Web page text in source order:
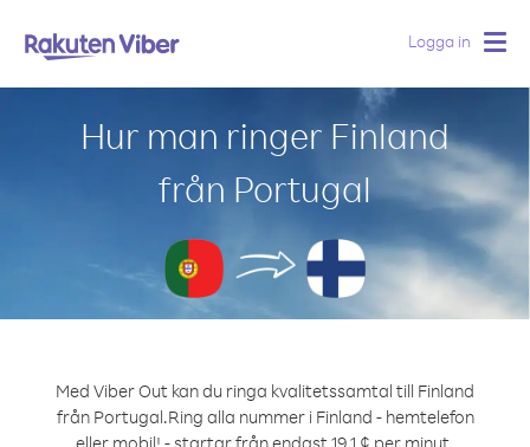
Logga in
Hur man ringer Finland
från Portugal
Med Viber Out kan du ringa kvalitetssamtal till Finland
från Portugal.Ring alla nummer i Finland - hemtelefon